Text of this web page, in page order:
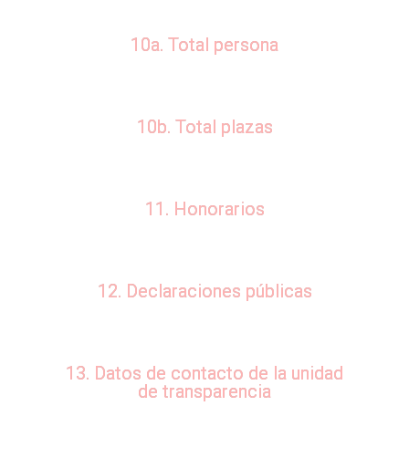
10a. Total persona
10b. Total plazas
11. Honorarios
12. Declaraciones públicas
13. Datos de contacto de la unidad
de transparencia